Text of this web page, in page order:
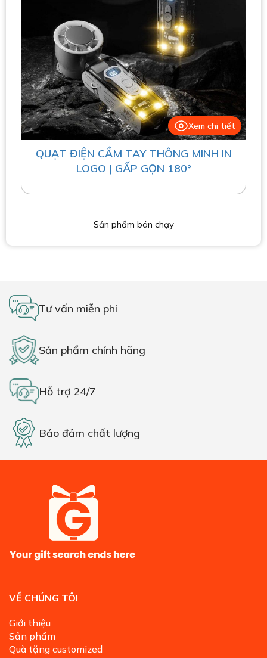
Sản phẩm bán chạy
Xem chi tiết
QUẠT ĐIỆN CẦM TAY THÔNG MINH IN
LOGO | GẤP GỌN 180°
Tư vấn miễn phí
Sản phẩm chính hãng
Hỗ trợ 24/7
Bảo đảm chất lượng
VỀ CHÚNG TÔI
Giới thiệu
Sản phẩm
Quà tặng customized